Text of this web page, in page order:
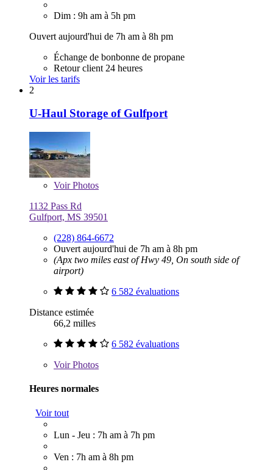
Dim : 9h am à 5h pm
Ouvert aujourd'hui de 7h am à 8h pm
Échange de bonbonne de propane
Retour client 24 heures
Voir les tarifs
2
U-Haul Storage of Gulfport
VoirPhotos
1132 Pass Rd
Gulfport, MS 39501
(228) 864-6672
Ouvert aujourd'hui de 7h am à 8h pm
(Apx two miles east of Hwy 49, On south side of
airport)
6 582 évaluations
Distance estimée
66,2 milles
6 582 évaluations
VoirPhotos
Heures normales
Voir tout
Lun - Jeu : 7h am à 7h pm
Ven : 7h am à 8h pm